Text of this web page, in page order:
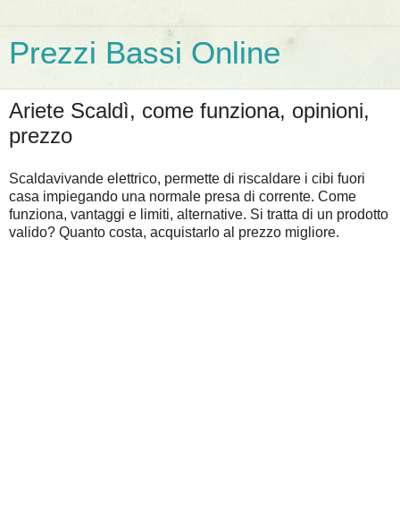
Prezzi Bassi Online
Ariete Scaldì, come funziona, opinioni,
prezzo
Scaldavivande elettrico, permette di riscaldare i cibi fuori
casa impiegando una normale presa di corrente. Come
funziona, vantaggi e limiti, alternative. Si tratta di un prodotto
valido? Quanto costa, acquistarlo al prezzo migliore.